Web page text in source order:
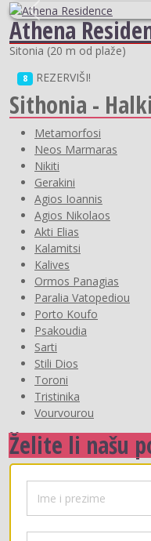
Previous
Athena
Sitonia (20 m od plaže)
8 REZERVIŠI!
Sithonia -
Metamorfosi
Neos Marmaras
Nikiti
Gerakini
Agios Ioannis
Agios Nikolaos
Akti Elias
Kalamitsi
Kalives
Ormos Panagias
Paralia Vatopediou
Porto Koufo
Psakoudia
Sarti
Stili Dios
Toroni
Tristinika
Vourvourou
Želite li našu